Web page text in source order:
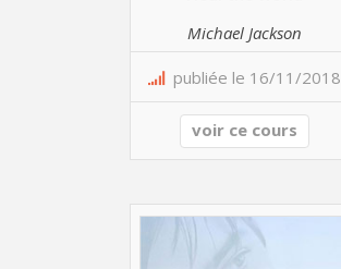
Michael Jackson
publiée le 16/11/2018
voir ce cours